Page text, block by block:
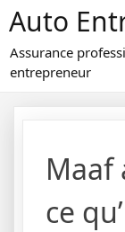
Auto
Assurance
entrepreneur
Maaf
ce